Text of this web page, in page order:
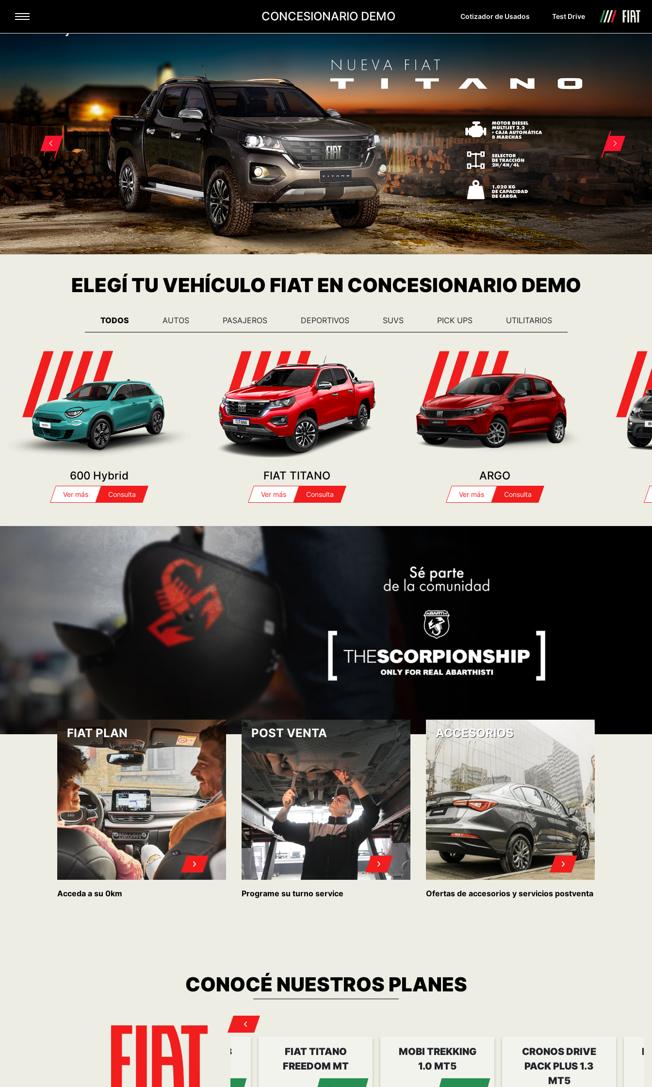
CONCESIONARIO DEMO Cotizador de Usados Test Drive
ELEGÍ TU VEHÍCULO FIAT EN CONCESIONARIO DEMO
TODOS AUTOS PASAJEROS DEPORTIVOS SUVS PICK UPS UTILITARIOS
600 Hybrid
Ver más Consulta
FIAT TITANO
Ver más Consulta
ARGO
Ver más Consulta
FIAT PLAN
Acceda a su 0km
POST VENTA
Programe su turno service
ACCESORIOS
Ofertas de accesorios y servicios postventa
CONOCÉ NUESTROS PLANES
ARGO DRIVE 1.3
FIAT TITANO
FREEDOM MT
MOBI TREKKING
1.0 MT5
CRONOS DRIVE
PACK PLUS 1.3
MT5